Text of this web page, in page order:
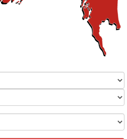
উন্মুক্ত জুলাই স্মৃতি জাদুঘর
৬ আগস্ট, ২০২৬
৬ আগস্ট, ২০২৬
জন্য সবাই প্রতিযোগিতায় নেমেছে :
৬ আগস্ট, ২০২৬
৬ আগস্ট, ২০২৬